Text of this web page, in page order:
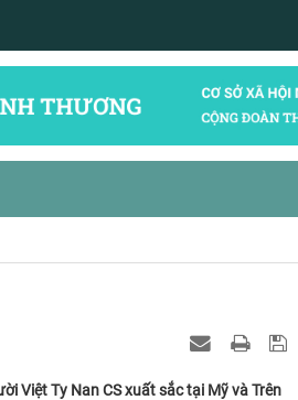
Việt Ty Nan CS xuất sắc tại Mỹ và Trên